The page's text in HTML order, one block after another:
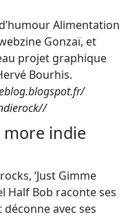
Alimentation
Gonzaï, et
projet graphique
Bourhis.
more indie
‘Just Gimme
Half Bob raconte ses
avec ses